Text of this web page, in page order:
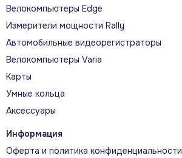
Велокомпьютеры Edge
Измерители мощности Rally
Автомобильные видеорегистраторы
Велокомпьютеры Varia
Карты
Умные кольца
Аксессуары
Информация
Оферта и политика конфиденциальности